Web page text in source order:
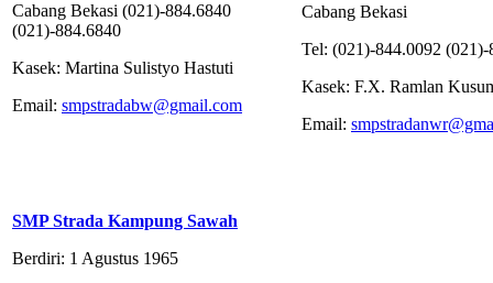
Cabang Bekasi (021)-884.6840
(021)-884.6840
Kasek: Martina Sulistyo Hastuti
Email: smpstradabw@gmail.com
Cabang Bekasi
Tel: (021)-844.0092 (021)-
Kasek: F.X. Ramlan
Email:
SMP Strada Kampung Sawah
Berdiri: 1 Agustus 1965